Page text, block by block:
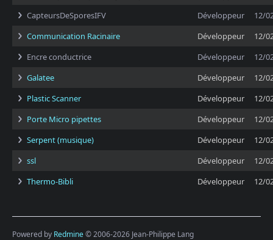
CapteursDeSporesIFV
Développeur
12/
Communication Racinaire
Développeur
12/
Encre conductrice
Développeur
12/
Galatee
Développeur
12/
Plastic Scanner
Développeur
12/
Porte Micro pipettes
Développeur
12/
Serpent (musique)
Développeur
12/
ssl
Développeur
12/
Thermo-Bibli
Développeur 12/
Powered by Redmine© 2006-2026 Jean-Philippe Lang